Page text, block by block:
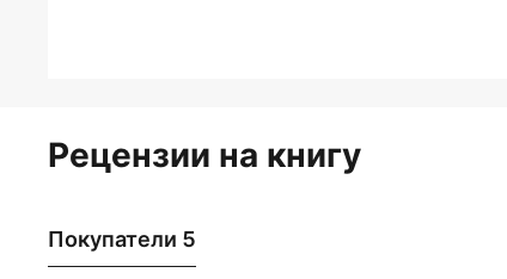
Рецензии на книгу
Покупатели 5